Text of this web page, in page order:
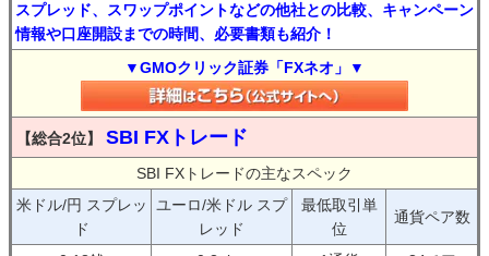
スプレッド、スワップポイントなどの他社との比較、キャンペーン
情報や口座開設までの時間、必要書類も紹介！
▼GMOクリック証券「FXネオ」▼
【総合2位】 SBI FXトレード
SBI FXトレードの主なスペック
米ドル/円 スプレッ
ド
ユーロ/米ドル スプ
レッド
最低取引単
位
通貨ペア数